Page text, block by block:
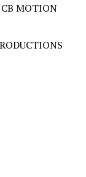
MOTION